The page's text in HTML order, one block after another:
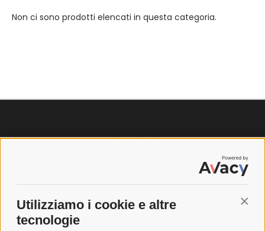
Utilizziamo i cookie e altre
tecnologie
Non ci sono prodotti elencati in questa categoria.
SPEDIZIONI